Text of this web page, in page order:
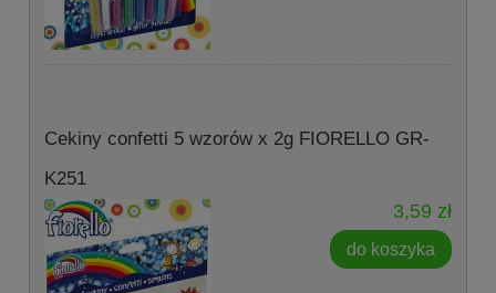
Cekiny confetti 5 wzorów x 2g FIORELLO GR-
K251
3,59 zł
do koszyka